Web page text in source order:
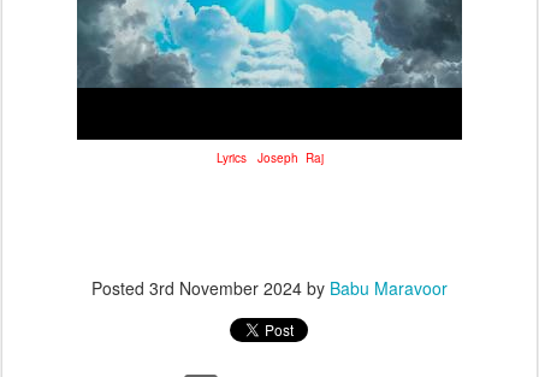
Lyrics Joseph Raj
Posted 3rd November 2024 by Babu Maravoor